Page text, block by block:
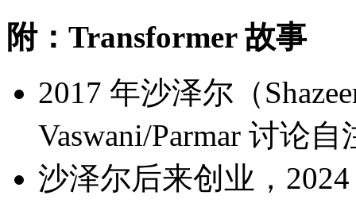
附：Transformer 故事
2017 年沙泽尔（
Vaswani/Parmar 讨论
沙泽尔后来创业，